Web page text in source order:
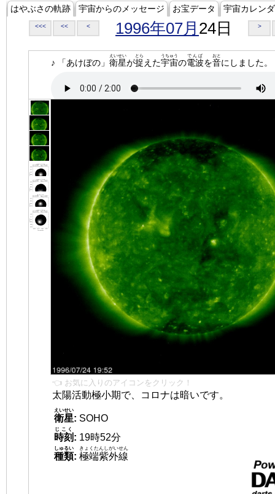
はやぶさの軌跡 宇宙からのメッセージ お宝データ 宇宙カレン
<<< << < 1996年07月 24日 >
♪ 「あけぼの」 衛星
えいせい
が捉
とら
えた宇宙
うちゅう
の電波
でんぱ
を音
おと
にしました。
👈 お気に入りのアイコンをクリック！
太陽活動極小期で、コロナは暗いです。
衛星
えいせい
: SOHO
時刻
じこく
: 19時52分
種類
しゅるい
: 極端紫外線
きょくたんしがいせん